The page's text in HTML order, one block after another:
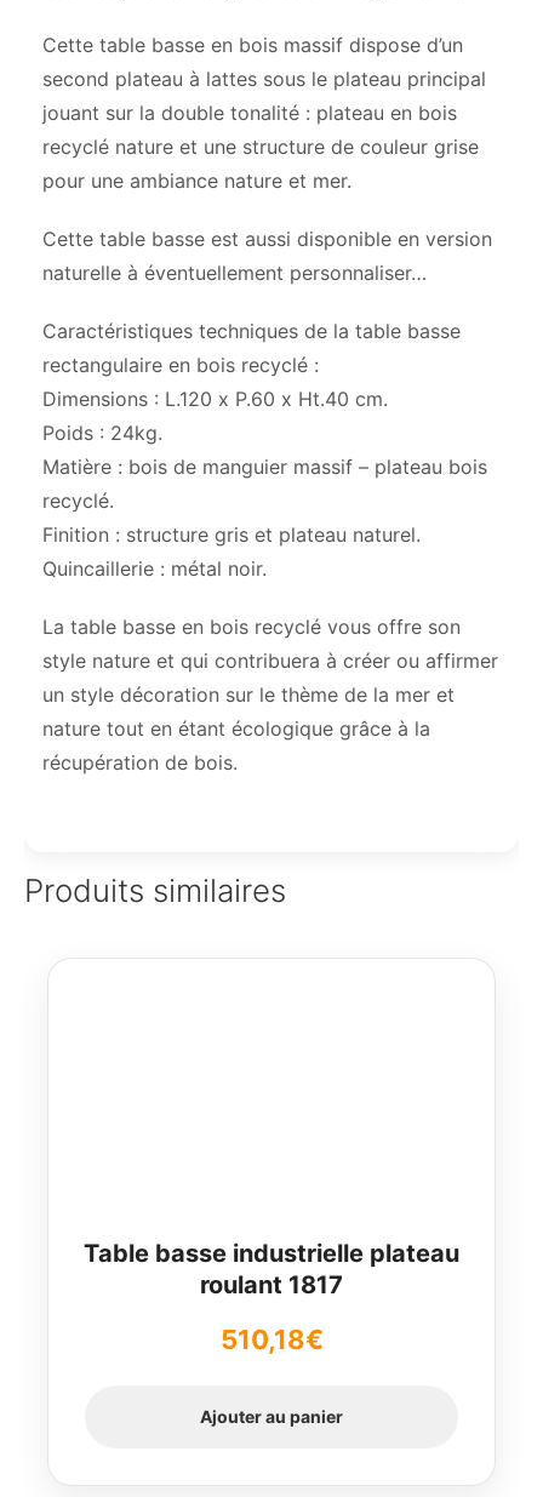
Cette table basse en bois massif dispose d’un
second plateau à lattes sous le plateau principal
jouant sur la double tonalité : plateau en bois
recyclé nature et une structure de couleur grise
pour une ambiance nature et mer.
Cette table basse est aussi disponible en version
naturelle à éventuellement personnaliser…
Caractéristiques techniques de la table basse
rectangulaire en bois recyclé :
Dimensions : L.120 x P.60 x Ht.40 cm.
Poids : 24kg.
Matière : bois de manguier massif – plateau bois
recyclé.
Finition : structure gris et plateau naturel.
Quincaillerie : métal noir.
La table basse en bois recyclé vous offre son
style nature et qui contribuera à créer ou affirmer
un style décoration sur le thème de la mer et
nature tout en étant écologique grâce à la
récupération de bois.
Produits similaires
Table basse industrielle plateau
roulant 1817
510,18€
Ajouter au panier